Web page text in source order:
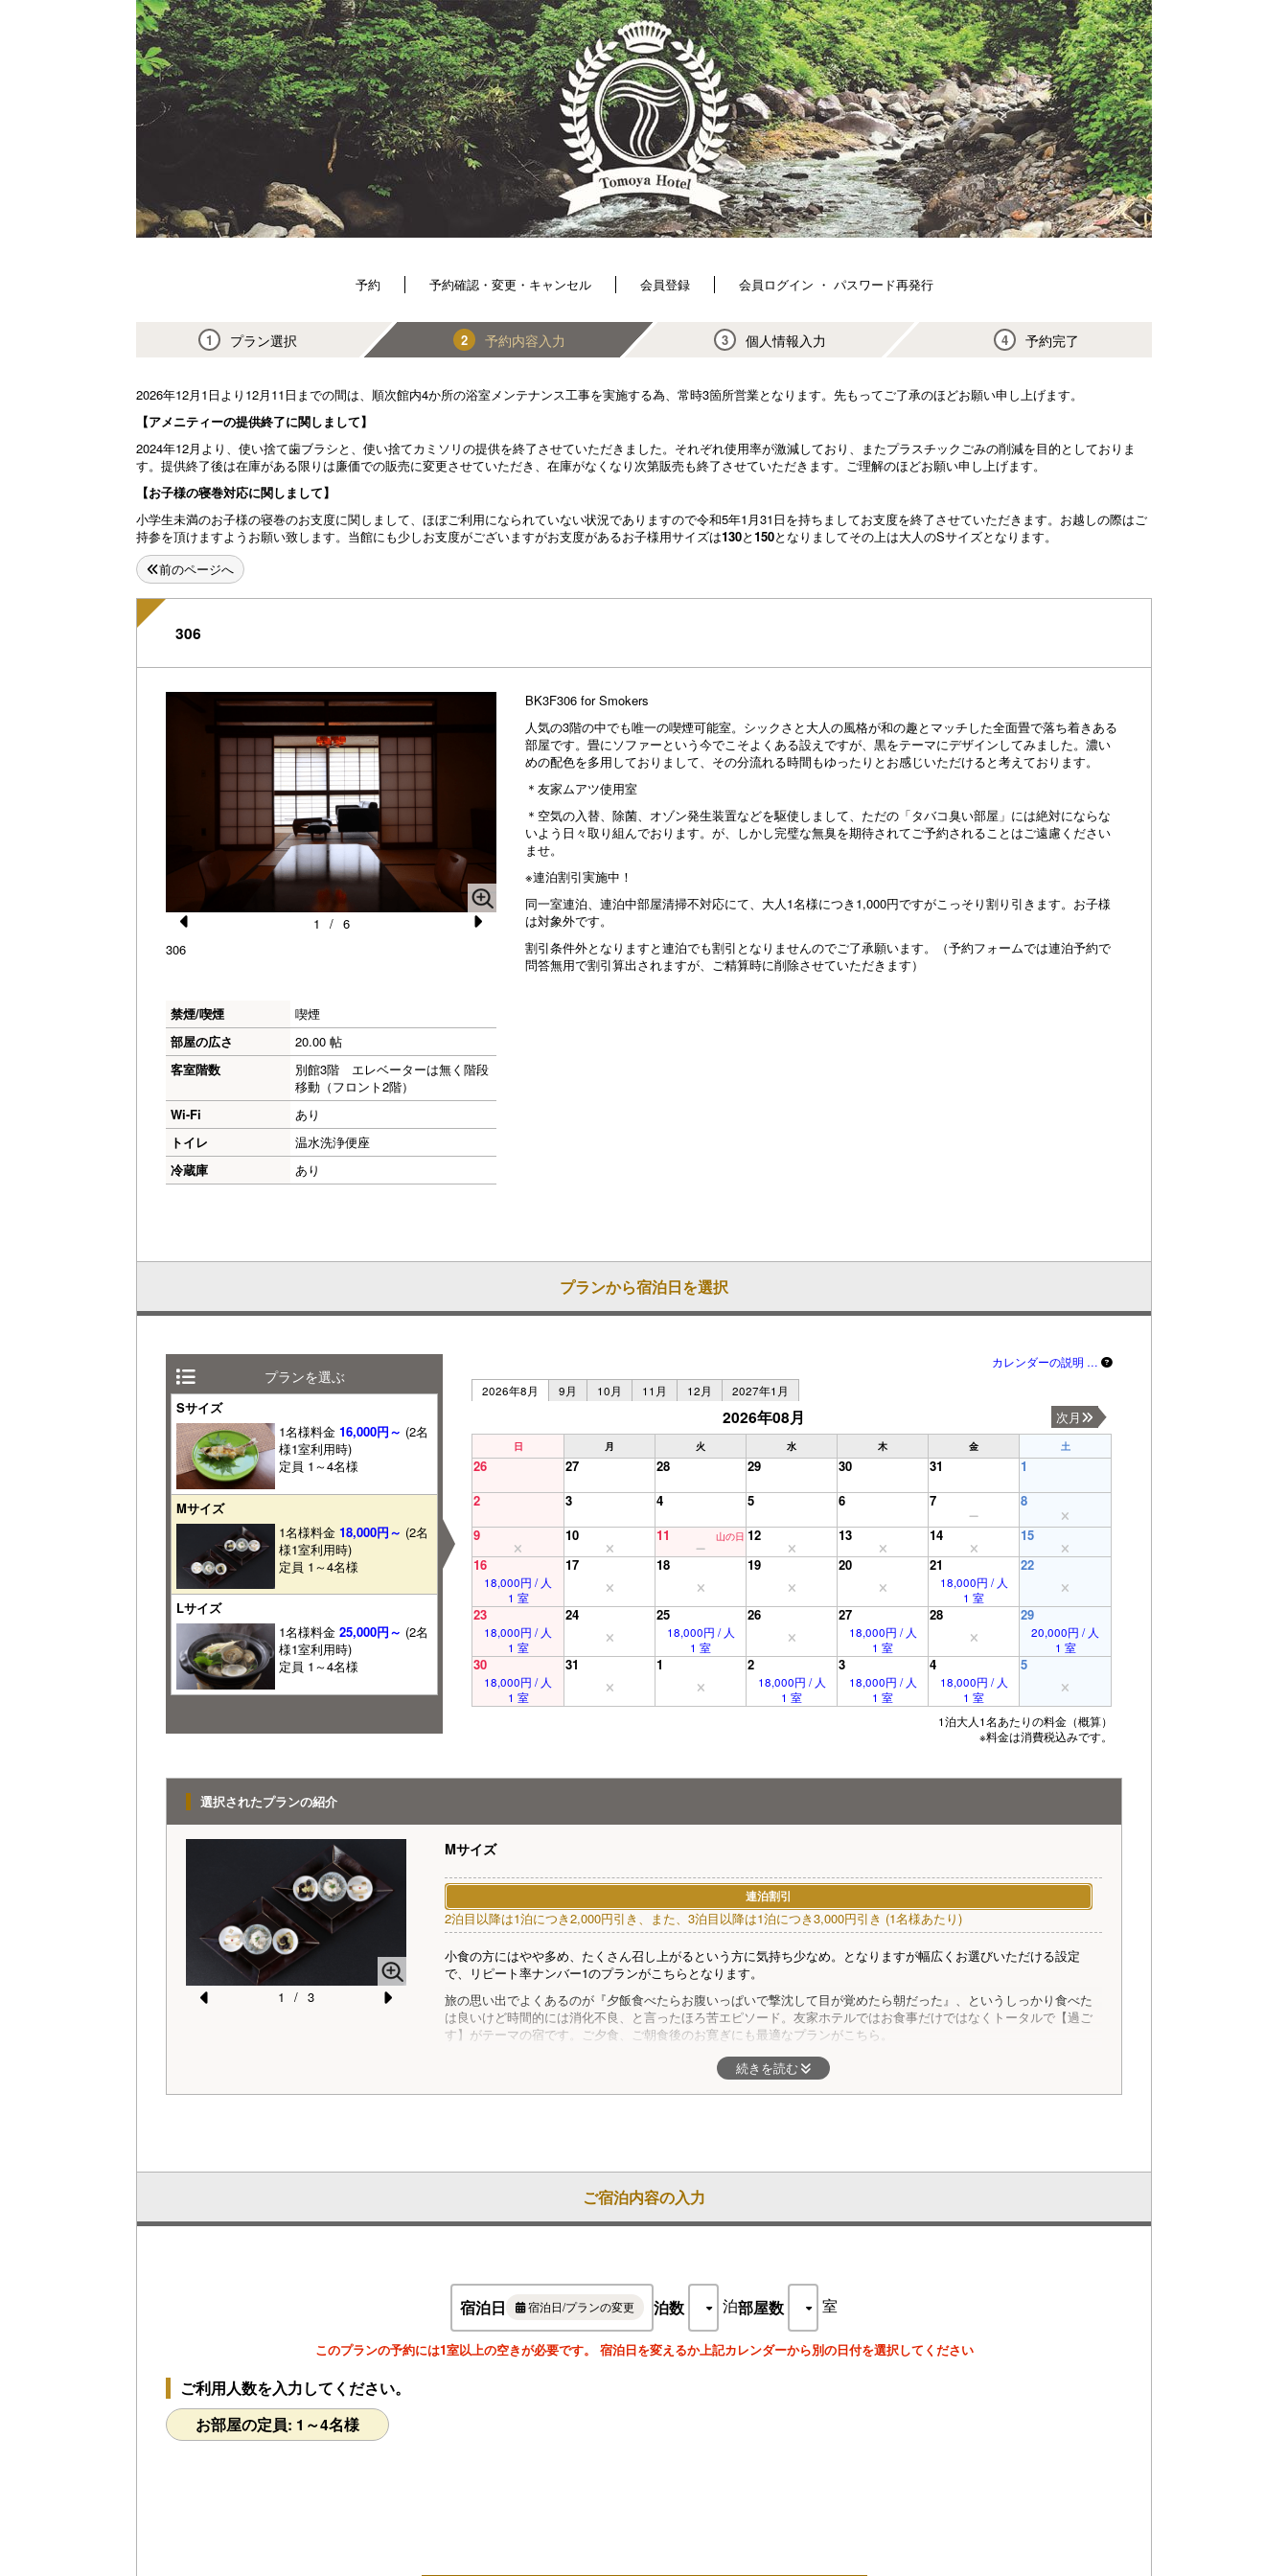
予約 予約確認・変更・キャンセル 会員登録 会員ログイン ・ パスワード再発行
1 プラン選択 2 予約内容入力 3 個人情報入力 4 予約完了
2026年12月1日より12月11日までの間は、順次館内4か所の浴室メンテナンス工事を実施する為、常時3箇所営業となります。先もってご了承のほどお願い申し上げます。
【アメニティーの提供終了に関しまして】
2024年12月より、使い捨て歯ブラシと、使い捨てカミソリの提供を終了させていただきました。それぞれ使用率が激減しており、またプラスチックごみの削減を目的としておりま
す。提供終了後は在庫がある限りは廉価での販売に変更させていただき、在庫がなくなり次第販売も終了させていただきます。ご理解のほどお願い申し上げます。
【お子様の寝巻対応に関しまして】
小学生未満のお子様の寝巻のお支度に関しまして、ほぼご利用になられていない状況でありますので令和5年1月31日を持ちましてお支度を終了させていただきます。お越しの際はご
持参を頂けますようお願い致します。当館にも少しお支度がございますがお支度があるお子様用サイズは130と150となりましてその上は大人のSサイズとなります。
前のページへ
306
Pr
vi
o
u
306 306
1 / 6
禁煙/喫煙
喫煙
部屋の広さ
20.00 帖
客室階数
別館3階 エレベーターは無く階段
移動（フロント2階）
Wi-Fi
あり
トイレ
温水洗浄便座
冷蔵庫
あり
BK3F306 for Smokers
人気の3階の中でも唯一の喫煙可能室。シックさと大人の風格が和の趣とマッチした全面畳で落ち着きある
部屋です。畳にソファーという今でこそよくある設えですが、黒をテーマにデザインしてみました。濃い
めの配色を多用しておりまして、その分流れる時間もゆったりとお感じいただけると考えております。
＊友家ムアツ使用室
＊空気の入替、除菌、オゾン発生装置などを駆使しまして、ただの「タバコ臭い部屋」には絶対にならな
いよう日々取り組んでおります。が、しかし完璧な無臭を期待されてご予約されることはご遠慮ください
ませ。
※連泊割引実施中！
同一室連泊、連泊中部屋清掃不対応にて、大人1名様につき1,000円ですがこっそり割り引きます。お子様
は対象外です。
割引条件外となりますと連泊でも割引となりませんのでご了承願います。（予約フォームでは連泊予約で
問答無用で割引算出されますが、ご精算時に削除させていただきます）
プランから宿泊日を選択
プランを選ぶ
Sサイズ
1名様料金 16,000円～ (2名
様1室利用時)
定員 1～4名様
Mサイズ
1名様料金 18,000円～ (2名
様1室利用時)
定員 1～4名様
Lサイズ
1名様料金 25,000円～ (2名
様1室利用時)
定員 1～4名様
カレンダーの説明 …
2026年8月
9月 10月 11月 12月 2027年1月
2026年08月 次月
日 月 火 水 木 金 土
26 27 28 29 30 31
1
2
3 4 5 6 7
8
9
10 11 山の日 12 13 14
15
16
18,000円 / 人
1 室
17 18 19 20 21
18,000円 / 人
1 室
22
23
18,000円 / 人
1 室
24 25
18,000円 / 人
1 室
26 27
18,000円 / 人
1 室
28 29
20,000円 / 人
1 室
30
18,000円 / 人
1 室
31 1 2
18,000円 / 人
1 室
3
18,000円 / 人
1 室
4
18,000円 / 人
1 室
5
1泊大人1名あたりの料金（概算）
※料金は消費税込みです。
選択されたプランの紹介
s
1 / 3
Mサイズ
連泊割引
2泊目以降は1泊につき2,000円引き、また、3泊目以降は1泊につき3,000円引き (1名様あたり)
小食の方にはやや多め、たくさん召し上がるという方に気持ち少なめ。となりますが幅広くお選びいただける設定
で、リピート率ナンバー1のプランがこちらとなります。
旅の思い出でよくあるのが『夕飯食べたらお腹いっぱいで撃沈して目が覚めたら朝だった』、というしっかり食べた
は良いけど時間的には消化不良、と言ったほろ苦エピソード。友家ホテルではお食事だけではなくトータルで【過ご
す】がテーマの宿です。ご夕食、ご朝食後のお寛ぎにも最適なプランがこちら。
続きを読む
ご宿泊内容の入力
宿泊日 宿泊日/プランの変更 泊数 泊部屋数 室
このプランの予約には1室以上の空きが必要です。 宿泊日を変えるか上記カレンダーから別の日付を選択してください
ご利用人数を入力してください。
お部屋の定員: 1～4名様